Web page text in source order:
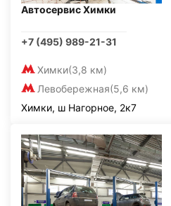
Автосервис Химки
+7 (495) 989-21-31
Химки(3,8 км)
Левобережная(5,6 км)
Химки, ш Нагорное, 2к7